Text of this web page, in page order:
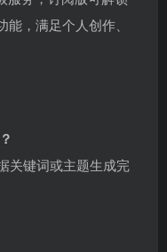
，满足个人创作、
关键词或主题生成完